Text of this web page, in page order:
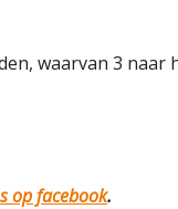
waarvan 3 naar
op facebook.